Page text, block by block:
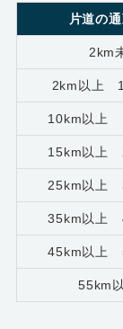
片道の
2km
2km以上
10km以上
15km以上
25km以上
35km以上
45km以上
55km